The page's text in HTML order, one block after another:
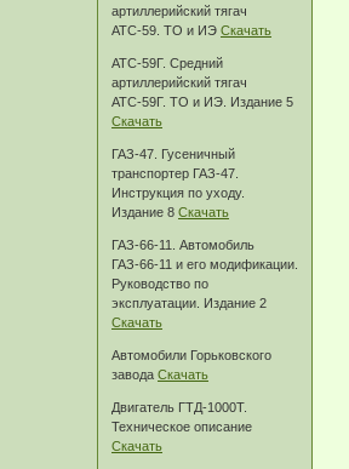
артиллерийский тягач
АТС-59. ТО и ИЭСкачать
АТС-59Г. Средний
артиллерийский тягач
АТС-59Г. ТО и ИЭ. Издание 5
Скачать
ГАЗ-47. Гусеничный
транспортер ГАЗ-47.
Инструкция по уходу.
Издание 8Скачать
ГАЗ-66-11. Автомобиль
ГАЗ-66-11 и его модификации.
Руководство по
эксплуатации. Издание 2
Скачать
Автомобили Горьковского
заводаСкачать
Двигатель ГТД-1000Т.
Техническое описание
Скачать